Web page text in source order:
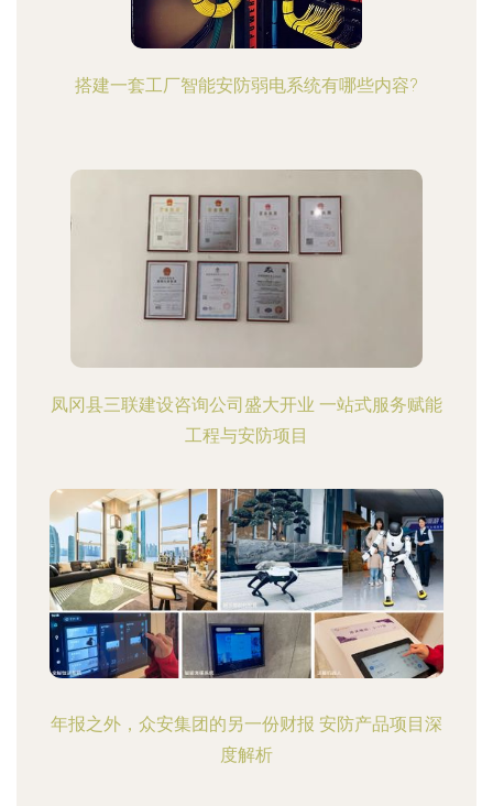
搭建一套工厂智能安防弱电系统有哪些内容?
凤冈县三联建设咨询公司盛大开业 一站式服务赋能
工程与安防项目
年报之外，众安集团的另一份财报 安防产品项目深
度解析